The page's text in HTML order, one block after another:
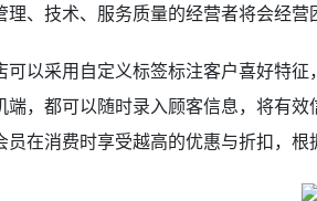
理、技术、服务质量的经营者将会经营
可以采用自定义标签标注客户喜好特
端，都可以随时录入顾客信息，将有
员在消费时享受越高的优惠与折扣，